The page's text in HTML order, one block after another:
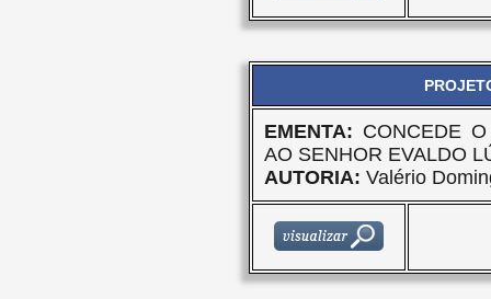
EMENTA: CONCEDE
AO SENHOR EVALDO
AUTORIA: Valério